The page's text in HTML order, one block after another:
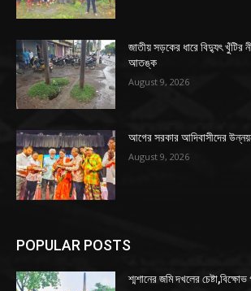
জাতীয় সড়কের ধারে বিদ্যুৎ খুঁটির
আতঙ্ক
August 9, 2026
আগের সরকার আদিবাসীদের
August 9, 2026
POPULAR POSTS
শ্মশানের জমি দখলের চেষ্টা,বিক্ষোভ